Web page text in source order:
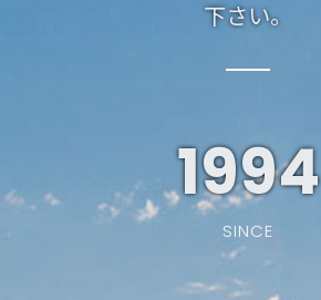
下さい。
1994
SINCE